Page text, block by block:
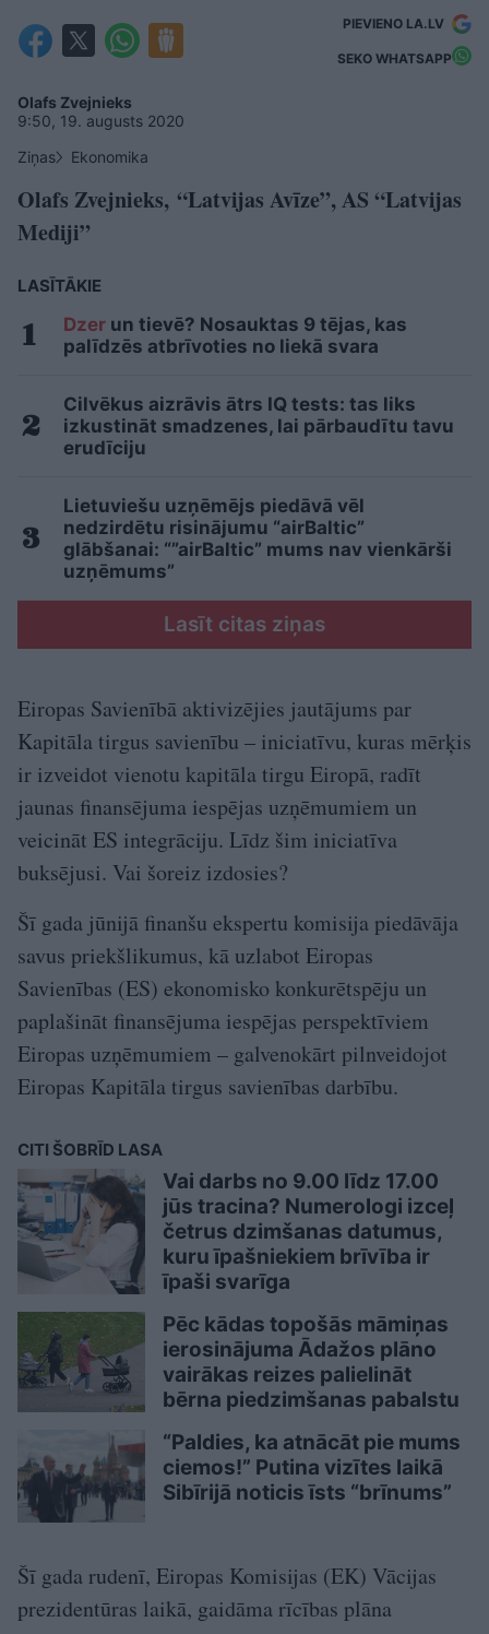
PIEVIENO LA.LV
SEKO WHATSAPP
Olafs Zvejnieks
9:50, 19. augusts 2020
Ziņas
Ekonomika
Olafs Zvejnieks, “Latvijas Avīze”, AS “Latvijas
Mediji”
LASĪTĀKIE
Dzer un tievē? Nosauktas 9 tējas, kas
palīdzēs atbrīvoties no liekā svara
Cilvēkus aizrāvis ātrs IQ tests: tas liks
izkustināt smadzenes, lai pārbaudītu tavu
erudīciju
Lietuviešu uzņēmējs piedāvā vēl
nedzirdētu risinājumu “airBaltic”
glābšanai: “”airBaltic” mums nav vienkārši
uzņēmums”
Lasīt citas ziņas
Eiropas Savienībā aktivizējies jautājums par
Kapitāla tirgus savienību – iniciatīvu, kuras mērķis
ir izveidot vienotu kapitāla tirgu Eiropā, radīt
jaunas finansējuma iespējas uzņēmumiem un
veicināt ES integrāciju. Līdz šim iniciatīva
buksējusi. Vai šoreiz izdosies?
Šī gada jūnijā finanšu ekspertu komisija piedāvāja
savus priekšlikumus, kā uzlabot Eiropas
Savienības (ES) ekonomisko konkurētspēju un
paplašināt finansējuma iespējas perspektīviem
Eiropas uzņēmumiem – galvenokārt pilnveidojot
Eiropas Kapitāla tirgus savienības darbību.
CITI ŠOBRĪD LASA
Vai darbs no 9.00 līdz 17.00
jūs tracina? Numerologi izceļ
četrus dzimšanas datumus,
kuru īpašniekiem brīvība ir
īpaši svarīga
Pēc kādas topošās māmiņas
ierosinājuma Ādažos plāno
vairākas reizes palielināt
bērna piedzimšanas pabalstu
“Paldies, ka atnācāt pie mums
ciemos!” Putina vizītes laikā
Sibīrijā noticis īsts “brīnums”
Šī gada rudenī, Eiropas Komisijas (EK) Vācijas
prezidentūras laikā, gaidāma rīcības plāna